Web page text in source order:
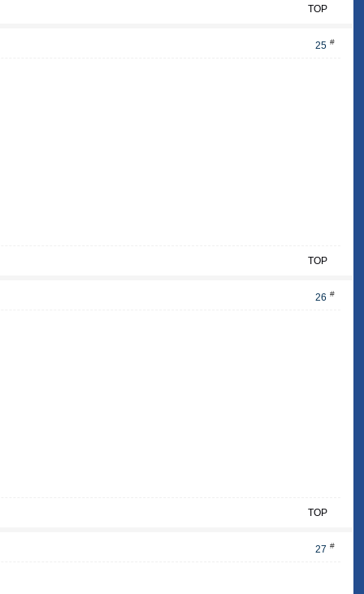
TOP
25 #
TOP
26 #
TOP
27 #